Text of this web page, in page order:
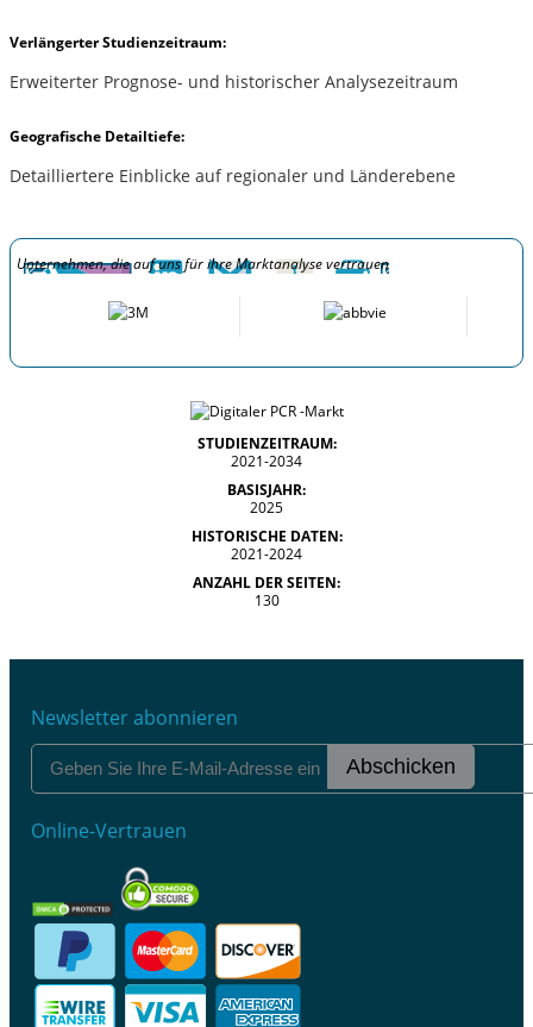
Verlängerter Studienzeitraum:
Erweiterter Prognose- und historischer Analysezeitraum
Geografische Detailtiefe:
Detailliertere Einblicke auf regionaler und Länderebene
Unternehmen, die auf uns für ihre Marktanalyse vertrauen
STUDIENZEITRAUM:
2021-2034
BASISJAHR:
2025
HISTORISCHE DATEN:
2021-2024
ANZAHL DER SEITEN:
130
Newsletter abonnieren
Abschicken
Online-Vertrauen